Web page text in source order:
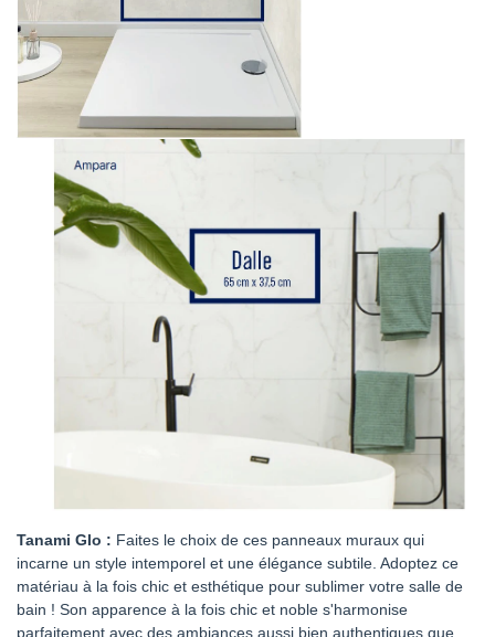
Tanami Glo : Faites le choix de ces panneaux muraux qui
incarne un style intemporel et une élégance subtile. Adoptez ce
matériau à la fois chic et esthétique pour sublimer votre salle de
bain ! Son apparence à la fois chic et noble s'harmonise
parfaitement avec des ambiances aussi bien authentiques que